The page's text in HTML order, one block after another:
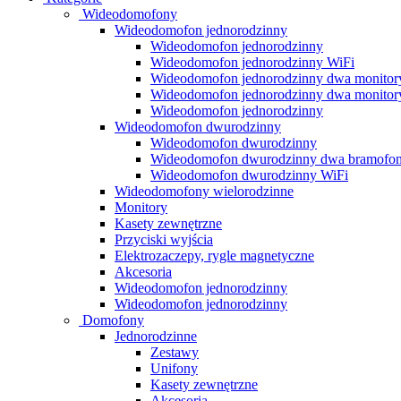
Wideodomofony
Wideodomofon jednorodzinny
Wideodomofon jednorodzinny
Wideodomofon jednorodzinny WiFi
Wideodomofon jednorodzinny dwa
Wideodomofon jednorodzinny dwa
Wideodomofon jednorodzinny
Wideodomofon dwurodzinny
Wideodomofon dwurodzinny
Wideodomofon dwurodzinny dwa
Wideodomofon dwurodzinny WiFi
Wideodomofony wielorodzinne
Monitory
Kasety zewnętrzne
Przyciski wyjścia
Elektrozaczepy, rygle magnetyczne
Akcesoria
Wideodomofon jednorodzinny
Wideodomofon jednorodzinny
Domofony
Jednorodzinne
Zestawy
Unifony
Kasety zewnętrzne